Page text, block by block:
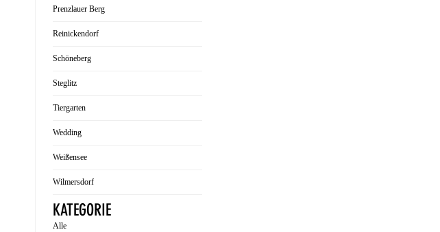
Prenzlauer Berg
Reinickendorf
Schöneberg
Steglitz
Tiergarten
Wedding
Weißensee
Wilmersdorf
KATEGORIE
Alle